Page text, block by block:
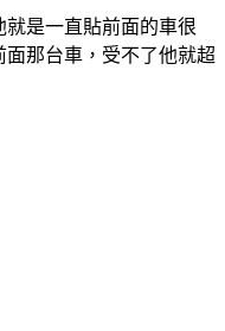
是一直貼前面的車很
那台車，受不了他就超